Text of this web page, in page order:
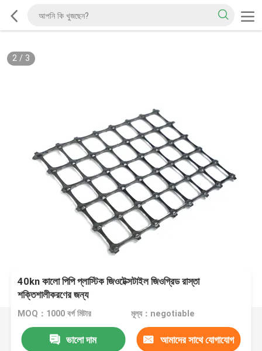
2/ 3
40kn কালো পিপি প্লাস্টিক জিওটেক্সটাইল জিওগ্রিড রাস্তা
শক্তিশালীকরণের জন্য
MOQ：1000 বর্গ মিটার মূল্য：negotiable
ভালো দাম আমাদের সাথে যোগাযোগ